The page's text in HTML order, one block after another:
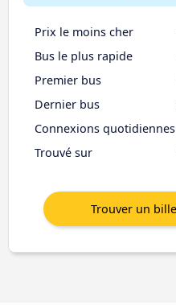
Prix le moins cher
Bus le plus rapide
Premier bus
Dernier bus
Connexions quotidiennes
Trouvé sur